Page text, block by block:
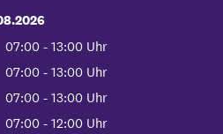
07:00 - 13:00 Uhr
Von 07:00 bis 13:00 Uhr
07:00 - 13:00 Uhr
Von 07:00 bis 13:00 Uhr
07:00 - 13:00 Uhr
Von 07:00 bis 13:00 Uhr
07:00 - 12:00 Uhr